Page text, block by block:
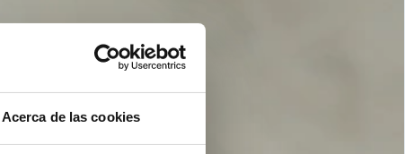
Acerca de las cookies